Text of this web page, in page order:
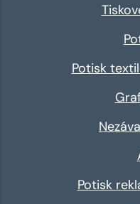
Potisk
Potisk